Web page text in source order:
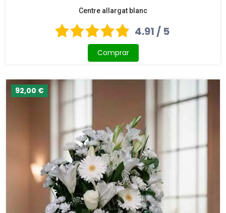
Centre allargat blanc
4.91 / 5
Comprar
92,00 €